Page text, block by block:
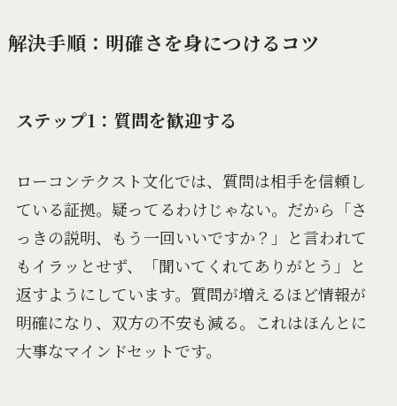
解決手順：明確さを身につけるコツ
ステップ1：質問を歓迎する
ローコンテクスト文化では、質問は相手を信頼し
ている証拠。疑ってるわけじゃない。だから「さ
っきの説明、もう一回いいですか？」と言われて
もイラッとせず、「聞いてくれてありがとう」と
返すようにしています。質問が増えるほど情報が
明確になり、双方の不安も減る。これはほんとに
大事なマインドセットです。